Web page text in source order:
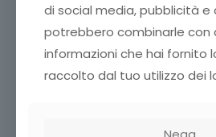
Il percorso formativo
,
dall’ Associazione Italiana Centri
Culturali,daAVSI,dalBanco
di social media, pubblicità e
potrebbero combinarle con
informazioni che hai fornito
raccolto dal tuo utilizzo dei